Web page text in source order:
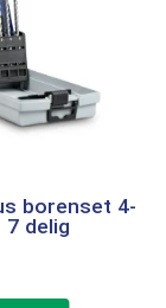
borenset 4-
delig